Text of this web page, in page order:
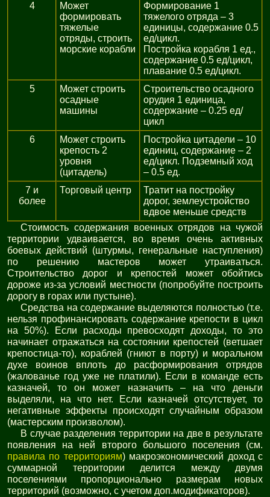
4
Может
формировать
тяжелые
отряды, строить
морские корабли
Формирование 1
тяжелого отряда – 3
единицы, содержание 0.5
ед/цикл.
Постройка корабля 1 ед.,
содержание 0.5 ед/цикл,
плавание 0.5 ед/цикл.
5
Может строить
осадные
машины
Строительство осадного
орудия 1 единица,
содержание – 0.25 ед/
цикл
6
Может строить
крепость 2
уровня
(цитадель)
Постройка цитадели – 10
единиц, содержание – 2
ед/цикл. Подземный ход
– 0.5 ед.
7 и
более
Торговый центр
Тратит на постройку
дорог, землеустройство
вдвое меньше средств
Стоимость содержания военных отрядов на чужой
территории удваивается, во время очень активных
боевых действий (штурмы, генеральные наступления)
по решению мастеров может утраиваться.
Строительство дорог и крепостей может обойтись
дороже из-за условий местности (попробуйте построить
дорогу в горах или пустыне).
Средства на содержание выделяются полностью (т.е.
нельзя профинансировать содержание крепости в цикл
на 50%). Если расходы превосходят доходы, то это
начинает отражаться на состоянии крепостей (ветшает
крепостица-то), кораблей (гниют в порту) и моральном
духе воинов вплоть до расформирования отрядов
(жалованье год уже не платили). Если в команде есть
казначей, то он может назначить – на что деньги
выделяли, на что нет. Если казначей отсутствует, то
негативные эффекты происходят случайным образом
(мастерским произволом).
В случае разделения территории на две в результате
появления на ней второго большого поселения (см.
правила по территориям) макроэкономический доход с
суммарной территории делится между двумя
поселениями пропорционально размерам новых
территорий (возможно, с учетом доп.модификаторов).